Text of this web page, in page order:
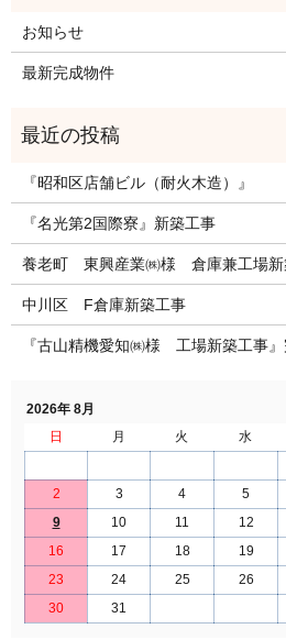
お知らせ
最新完成物件
『昭和区店舗ビル（耐火木造）』
『名光第2国際寮』新築工事
養老町 東興産業㈱様 倉庫兼工場新
中川区 F倉庫新築工事
『古山精機愛知㈱様 工場新築工事
2026年 8月
日
月 火 水
2
3 4 5
9
10 11 12
16
17 18 19
23
24 25 26
30
31